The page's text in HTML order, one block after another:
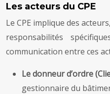
Les acteurs du CPE
Le CPE implique des
responsabilités
communication entre ces
Le donneur d’ordre
gestionnaire du